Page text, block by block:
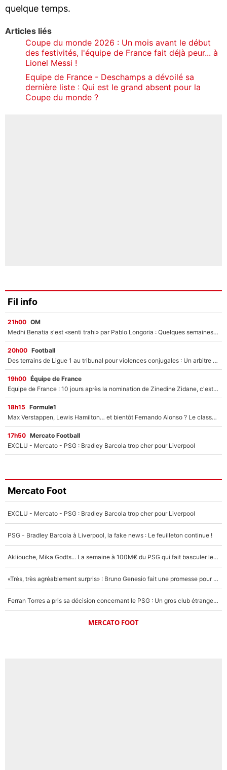
quelque temps.
Articles liés
Coupe du monde 2026 : Un mois avant le début
des festivités, l'équipe de France fait déjà peur... à
Lionel Messi !
Equipe de France - Deschamps a dévoilé sa
dernière liste : Qui est le grand absent pour la
Coupe du monde ?
Fil info
21h00 OM
Medhi Benatia s'est «senti trahi» par Pablo Longoria : Quelques semaines après son départ, l'ancien directeur de football de l'OM règle ses comptes
20h00 Football
Des terrains de Ligue 1 au tribunal pour violences conjugales : Un arbitre français encourt une peine de 18 mois de prison !
19h00 Équipe de France
Equipe de France : 10 jours après la nomination de Zinedine Zidane, c'est au tour de son fils de prendre un nouveau départ !
18h15 Formule1
Max Verstappen, Lewis Hamilton… et bientôt Fernando Alonso ? Le classement des pilotes les mieux payés en Formule 1 risque de changer !
17h50 Mercato Football
EXCLU - Mercato - PSG : Bradley Barcola trop cher pour Liverpool
Mercato Foot
EXCLU - Mercato - PSG : Bradley Barcola trop cher pour Liverpool
PSG - Bradley Barcola à Liverpool, la fake news : Le feuilleton continue !
Akliouche, Mika Godts... La semaine à 100M€ du PSG qui fait basculer le mercato du PSG !
«Très, très agréablement surpris» : Bruno Genesio fait une promesse pour la suite du mercato de l’OM et rassure les supporters
Ferran Torres a pris sa décision concernant le PSG : Un gros club étranger prêt à relancer le feuilleton pour la signature du champion du monde 2026 !
MERCATO FOOT